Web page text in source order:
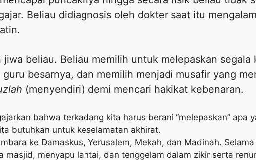
Beliau didiagnosis oleh dokter saat itu
beliau. Beliau memilih untuk melepaskan segala
besarnya, dan memilih menjadi musafir yang
(menyendiri) demi mencari hakikat kebenaran.
bahwa terkadang kita harus berani “melepaskan” apa
butuhkan untuk keselamatan akhirat.
ke Damaskus, Yerusalem, Mekah, dan Madinah.
masjid, menyapu lantai, dan tenggelam dalam zikir serta